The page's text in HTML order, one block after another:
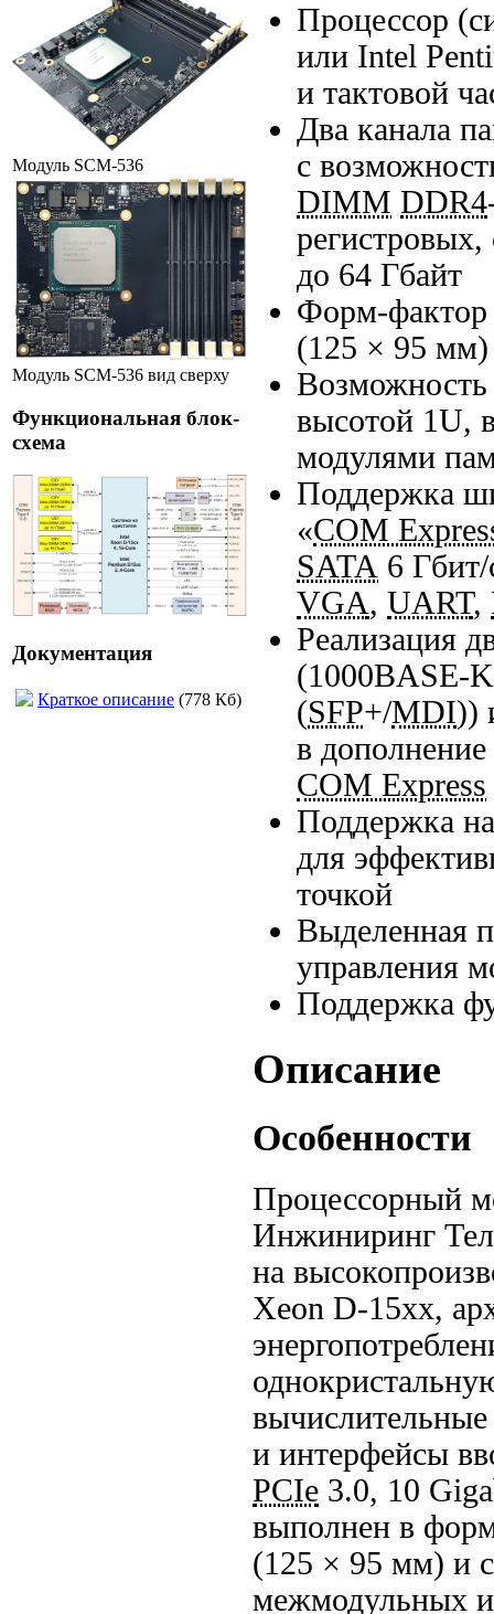
Модуль SСM-536
Модуль SСM-536 вид сверху
Функциональная блок-
схема
Документация
Краткое описание (778 Кб)
Процессор
или Intel
и тактовой
Два канала
c
DIMM DDR4
до 64 Гбайт
Форм-
(125 × 95 мм)
Возможность
высотой 1U,
модулями
Поддержка
«COM
SATA 6 Гбит/
VGA, UART,
Реализация
(1000BASE-
(SFP+/MDI))
в
COM Express
Поддержка
для
точкой
Выделенная
управления
Поддержка
Описание
Особенности
Процессорный
Инжиниринг
на
Xeon D-15xx,
и интерфейсы
PCIe 3.0, 10
выполнен в
(125 × 95 мм) и
межмодульных